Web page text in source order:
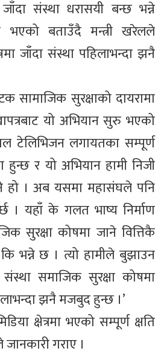
संस्था धरासयी बन्छ भन्ने
भएको बताउँदै मन्त्री खरेलले
जाँदा संस्था पहिलाभन्दा झनै
सामाजिक सुरक्षाको दायरामा
यो अभियान सुरु भएको
टेलिभिजन लगायतका सम्पूर्ण
हुन्छ र यो अभियान हामी निजी
हो । अब यसमा महासंघले पनि
। यहाँ के गलत भाष्य निर्माण
सुरक्षा कोषमा जाने वित्तिकै
भन्ने छ । त्यो हामीले बुझाउन
समाजिक सुरक्षा कोषमा
झनै मजबुद हुन्छ ।’
क्षेत्रमा भएको सम्पूर्ण क्षति
गराए ।